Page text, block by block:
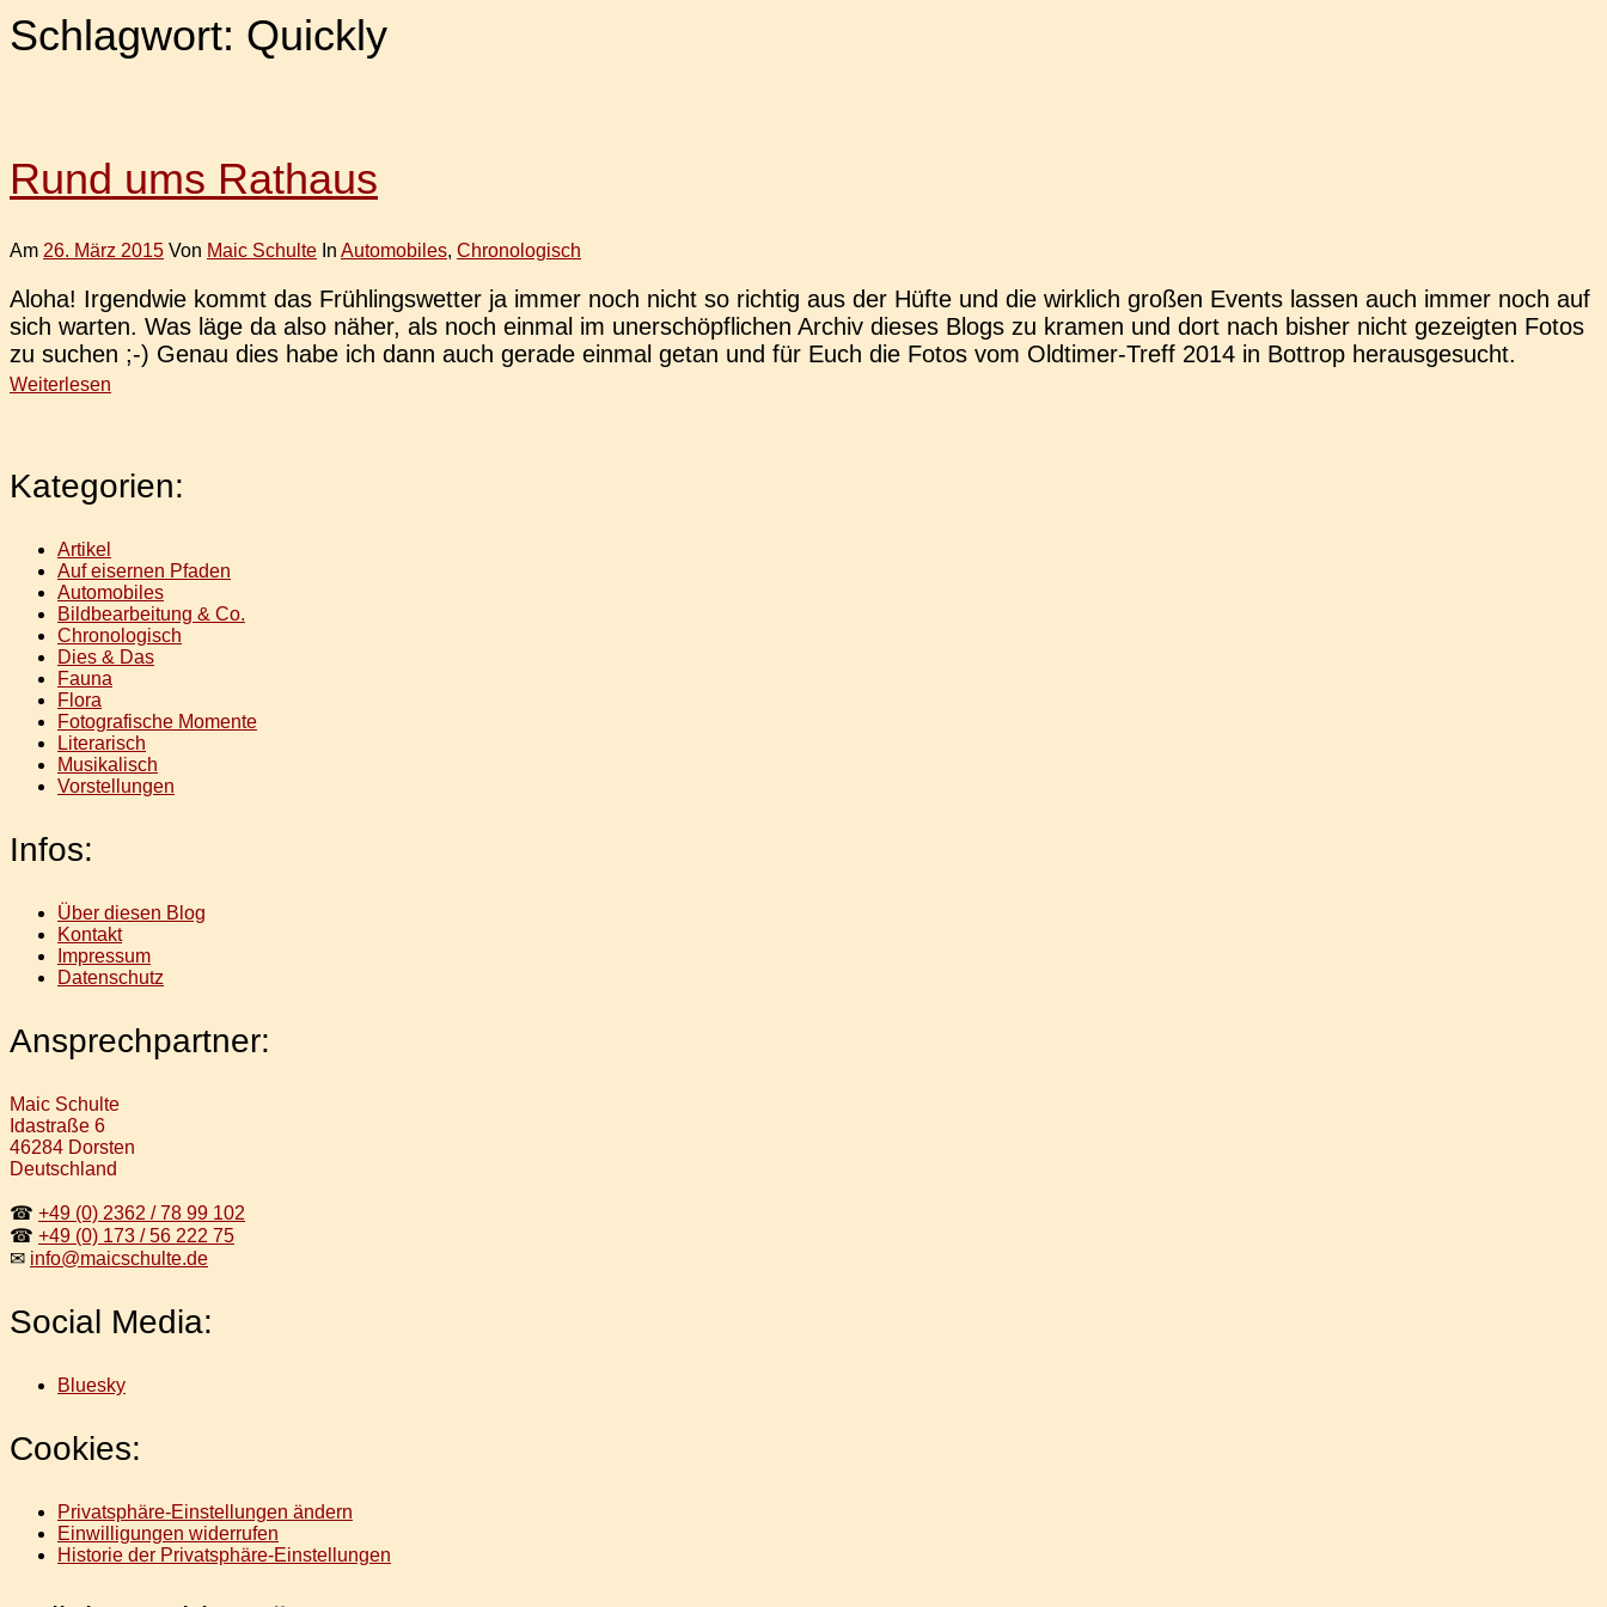
Schlagwort: Quickly
Rund ums Rathaus
Am 26. März 2015 Von Maic Schulte In Automobiles, Chronologisch
Aloha! Irgend­wie kommt das Früh­lings­wet­ter ja immer noch nicht so rich­tig aus der Hüfte und die wirk­lich großen Events lassen auch immer noch auf
sich warten. Was läge da also näher, als noch einmal im uner­schöpf­li­chen Archiv dieses Blogs zu kramen und dort nach bisher nicht gezeig­ten Fotos
zu suchen ;-) Genau dies habe ich dann auch gerade einmal getan und für Euch die Fotos vom Old­­ti­­mer-Treff 2014 in Bot­trop herausgesucht.
Weiterlesen
Kategorien:
Artikel
Auf eisernen Pfaden
Automobiles
Bildbearbeitung & Co.
Chronologisch
Dies & Das
Fauna
Flora
Fotografische Momente
Literarisch
Musikalisch
Vorstellungen
Infos:
Über diesen Blog
Kontakt
Impressum
Datenschutz
Ansprechpartner:
Maic Schulte
Idastraße 6
46284 Dorsten
Deutschland
☎ +49 (0) 2362 / 78 99 102
☎ +49 (0) 173 / 56 222 75
✉ info@maicschulte.de
Social Media:
Bluesky
Cookies:
Privatsphäre-Einstellungen ändern
Einwilligungen widerrufen
Historie der Privatsphäre-Einstellungen